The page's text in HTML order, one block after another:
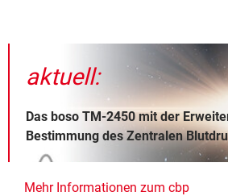
aktuell:
Das boso TM-2450 mit der
Bestimmung des Zentralen
Mehr Informationen zum cbp